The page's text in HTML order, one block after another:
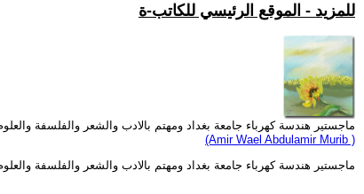
للمزيد - الموقع الرئيسي للكاتب-ة
ماجستير هندسة كهرباء جامعة بغداد ومهتم بالادب والشعر والفلسفة
(Amir Wael Abdulamir Murib )
ماجستير هندسة كهرباء جامعة بغداد ومهتم بالادب والشعر والفلسفة